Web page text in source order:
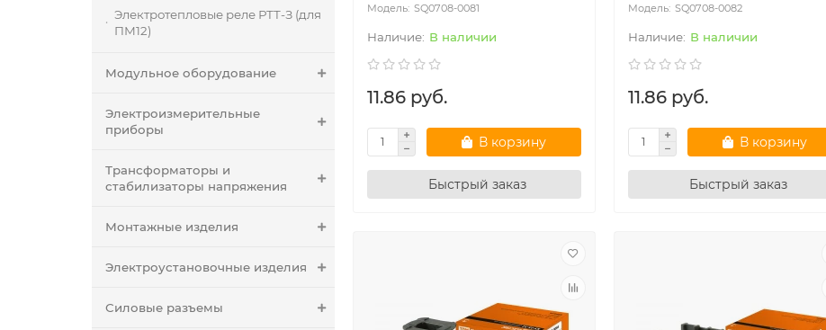
Электротепловые реле РТТ-З (для
ПМ12)
Модульное оборудование
Электроизмерительные
приборы
Трансформаторы и
стабилизаторы напряжения
Монтажные изделия
Электроустановочные изделия
Силовые разъемы
SQ0708-0081
В наличии
11.86 руб.
В корзину
Быстрый заказ
SQ0708-0082
В наличии
11.86 руб.
В корзину
Быстрый заказ